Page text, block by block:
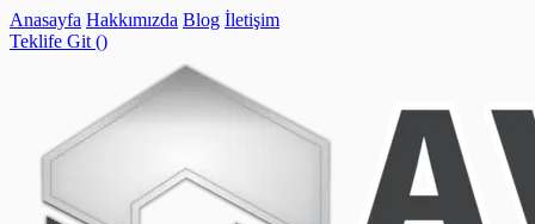
Anasayfa Hakkımızda Blog İletişim
Teklife Git ()